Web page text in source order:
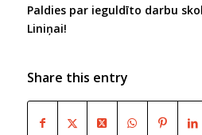
Paldies par ieguldīto darbu
Liniņai!
Share this entry